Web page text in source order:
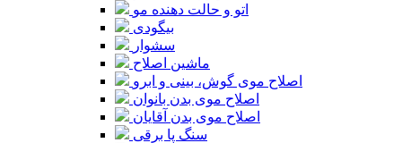
اتو و حالت دهنده مو
بیگودی
سشوار
ماشین اصلاح
اصلاح موی گوش، بینی و ابرو
اصلاح موی بدن بانوان
اصلاح موی بدن آقایان
سنگ پا برقی